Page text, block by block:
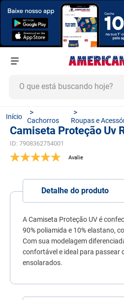
Cachorros Roupas e
Camiseta Proteção Uv
ID: 7908362754001
Detalhe do produto
A Camiseta Proteção UV é
90% poliamida e 10% elastano,
Com sua modelagem
confortável e ideal para passear
ensolarados.
1º
7
8º